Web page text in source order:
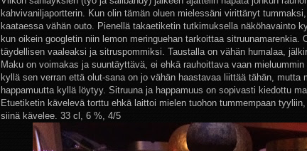
kahvivaniljaportterin. Kun olin tämän oluen mielessäni virittänyt
kaataessa vähän outo. Pienellä takaetiketin tutkimuksella näköhavainto
kun oikein googletin niin lemon meringuehan tarkoittaa sitruunamarenkia.
täydellisen vaaleaksi ja sitruspommiksi. Taustalla on vähän humalaa,
Maku on voimakas ja suuntäyttävä, ei ehkä rauhoittava vaan
kyllä sen verran että olut-sana on jo vähän haastavaa liittää tähän, mutta
happamuutta kyllä löytyy. Sitruuna ja happamuus on sopivasti kiedottu
Etuetiketin kävelevä torttu ehkä laittoi mielen tuohon tummempaan
siinä kävelee. 33 cl, 6 %, 4/5